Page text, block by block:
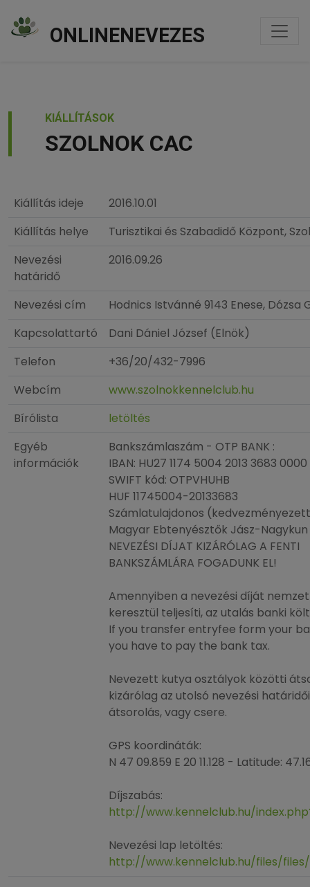
ONLINENEVEZES
KIÁLLÍTÁSOK
SZOLNOK CAC
Kiállítás ideje
2016.10.01
Kiállítás helye
Turisztikai és Szabadidő Központ,
Nevezési
határidő
2016.09.26
Nevezési cím
Hodnics Istvánné 9143 Enese, Dózsa
Kapcsolattartó
Dani Dániel József (Elnök)
Telefon
+36/20/432-7996
Webcím
www.szolnokkennelclub.hu
Bírólista
letöltés
Egyéb
információk
Bankszámlaszám - OTP BANK :
IBAN: HU27 1174 5004 2013 3683
SWIFT kód: OTPVHUHB
HUF 11745004-20133683
Számlatulajdonos
Magyar Ebtenyésztők Jász-
NEVEZÉSI DÍJAT KIZÁRÓLAG A FENTI
BANKSZÁMLÁRA FOGADUNK EL!
Amennyiben a nevezési díját
keresztül teljesíti, az utalás banki
If you transfer entryfee form your
you have to pay the bank tax.
Nevezett kutya osztályok közötti
kizárólag az utolsó nevezési
átsorolás, vagy csere.
GPS koordináták:
N 47 09.859 E 20 11.128 - Latitude:
Díjszabás:
http://www.kennelclub.hu/
Nevezési lap letöltés:
http://www.kennelclub.hu/files/